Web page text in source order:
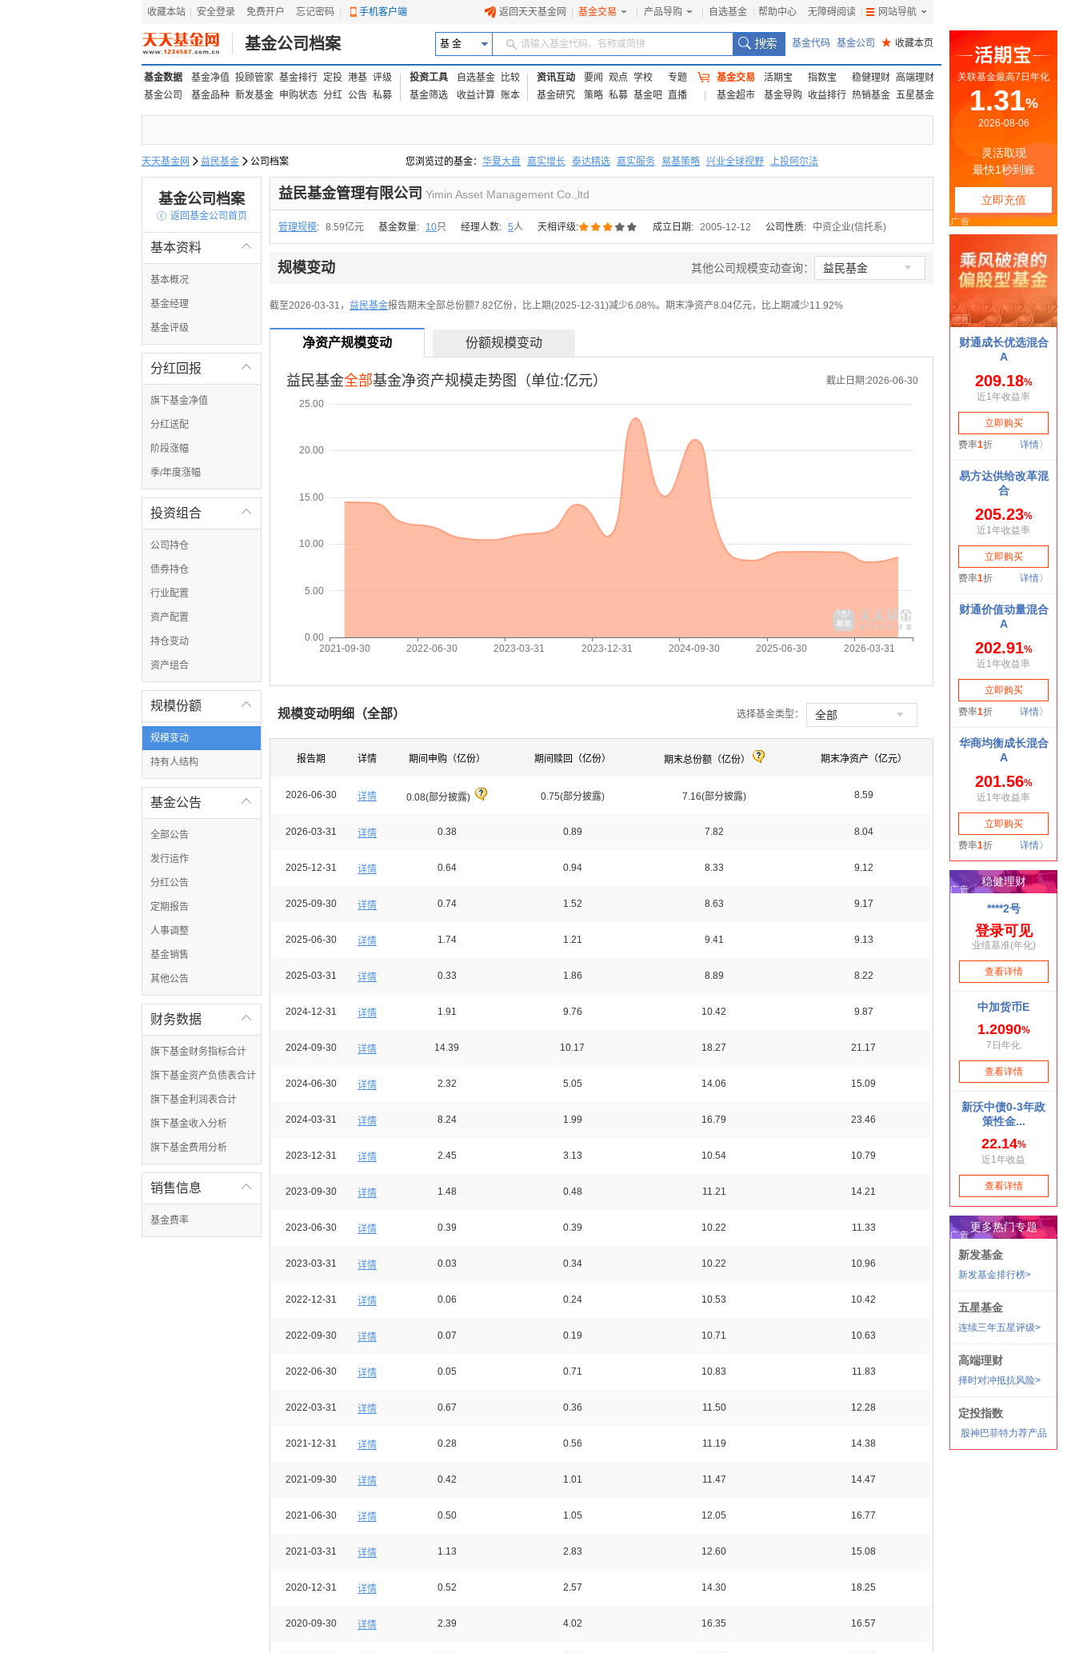
收藏本站 安全登录 免费开户 忘记密码 手机客户端 返回天天基金网 基金交易 产品导购 自选基金 帮助中心 无障碍阅读 网站导航
基金公司档案 基 金 请输入基金代码、名称或简拼 基金代码 基金公司 ★ 收藏本页
基金数据 基金净值 投顾管家 基金排行 定投 港基 评级
基金公司
基金品种 新发基金 申购状态 分红 公告 私募
投资工具 自选基金
比较
基金筛选
收益计算 账本
资讯互动 要闻 观点 学校
专题
基金研究
策略 私募 基金吧 直播
基金交易 活期宝 指数宝 稳健理财 高端理财
基金超市
基金导购 收益排行 热销基金 五星基金
天天基金网  益民基金  公司档案 您浏览过的基金： 华夏大盘 嘉实增长 泰达精选 嘉实服务 易基策略 兴业全球视野 上投阿尔法
易方达上证中盘ETF联接A
基金公司档案
 返回基金公司首页

基本资料
基本概况
基金经理
基金评级

分红回报
旗下基金净值
分红送配
阶段涨幅
季/年度涨幅

投资组合
公司持仓
债券持仓
行业配置
资产配置
持仓变动
资产组合

规模份额
规模变动
持有人结构

基金公告
全部公告
发行运作
分红公告
定期报告
人事调整
基金销售
其他公告

财务数据
旗下基金财务指标合计
旗下基金资产负债表合计
旗下基金利润表合计
旗下基金收入分析
旗下基金费用分析

销售信息
基金费率
益民基金管理有限公司 Yimin Asset Management Co.,ltd
管理规模: 8.59亿元 基金数量: 10只 经理人数: 5人 天相评级: 成立日期: 2005-12-12 公司性质: 中资企业(信托系)
规模变动 其他公司规模变动查询： 益民基金 
截至2026-03-31， 益民基金报告期末全部总份额7.82亿份，比上期(2025-12-31)减少6.08%。期末净资产8.04亿元，比上期减少11.92%
净资产规模变动 份额规模变动
0.00
5.00
10.00
15.00
20.00
25.00
2021-09-30 2022-06-30 2023-03-31 2023-12-31 2024-09-30 2025-06-30 2026-03-31
益民基金全部基金净资产规模走势图（单位:亿元） 截止日期:2026-06-30
规模变动明细（全部） 选择基金类型： 全部 
报告期 详情 期间申购（亿份） 期间赎回（亿份） 期末总份额（亿份） 期末净资产（亿元）
2026-06-30 详情 0.08(部分披露) 0.75(部分披露) 7.16(部分披露) 8.59
2026-03-31 详情 0.38 0.89 7.82 8.04
2025-12-31 详情 0.64 0.94 8.33 9.12
2025-09-30 详情 0.74 1.52 8.63 9.17
2025-06-30 详情 1.74 1.21 9.41 9.13
2025-03-31 详情 0.33 1.86 8.89 8.22
2024-12-31 详情 1.91 9.76 10.42 9.87
2024-09-30 详情 14.39 10.17 18.27 21.17
2024-06-30 详情 2.32 5.05 14.06 15.09
2024-03-31 详情 8.24 1.99 16.79 23.46
2023-12-31 详情 2.45 3.13 10.54 10.79
2023-09-30 详情 1.48 0.48 11.21 14.21
2023-06-30 详情 0.39 0.39 10.22 11.33
2023-03-31 详情 0.03 0.34 10.22 10.96
2022-12-31 详情 0.06 0.24 10.53 10.42
2022-09-30 详情 0.07 0.19 10.71 10.63
2022-06-30 详情 0.05 0.71 10.83 11.83
2022-03-31 详情 0.67 0.36 11.50 12.28
2021-12-31 详情 0.28 0.56 11.19 14.38
2021-09-30 详情 0.42 1.01 11.47 14.47
2021-06-30 详情 0.50 1.05 12.05 16.77
2021-03-31 详情 1.13 2.83 12.60 15.08
2020-12-31 详情 0.52 2.57 14.30 18.25
2020-09-30 详情 2.39 4.02 16.35 16.57